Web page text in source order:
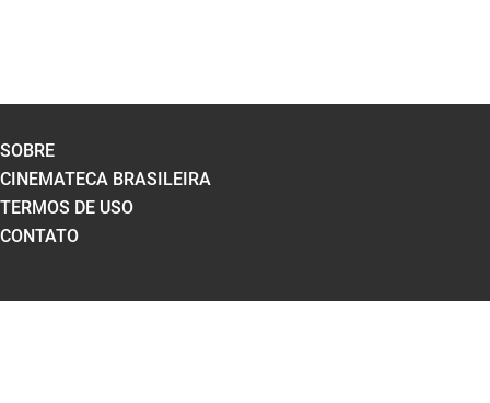
SOBRE
CINEMATECA BRASILEIRA
TERMOS DE USO
CONTATO